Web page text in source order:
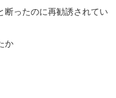
断ったのに再勧誘されてい
か